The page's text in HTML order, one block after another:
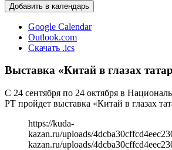
Добавить в календарь
Google Calendar
Outlook.com
Скачать .ics
Выставка «Китай в глазах
С 24 сентября по 24 октября в
РТ пройдет выставка «Китай в глазах
https://kuda-
kazan.ru/uploads/
kazan.ru/uploads/